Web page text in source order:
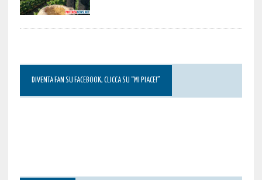
DIVENTA FAN SU FACEBOOK, CLICCA SU “MI PIACE!”